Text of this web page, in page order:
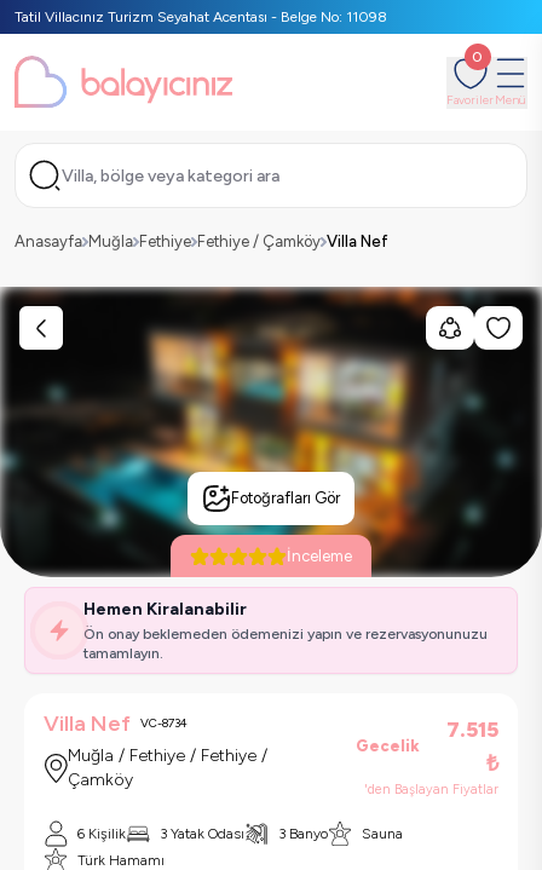
Tatil Villacınız Turizm Seyahat Acentası - Belge No: 11098
0
FavorilerMenü
Villa, bölge veya kategori ara
Anasayfa Muğla Fethiye Fethiye / Çamköy Villa Nef
Fotoğrafları Gör
İnceleme
Hemen Kiralanabilir
Ön onay beklemeden ödemenizi yapın ve rezervasyonunuzu
tamamlayın.
Villa Nef VC-8734
Muğla / Fethiye / Fethiye /
Çamköy
Gecelik
7.515
₺
'den Başlayan Fiyatlar
6 Kişilik 3 Yatak Odası 3 Banyo
Sauna
Türk Hamamı